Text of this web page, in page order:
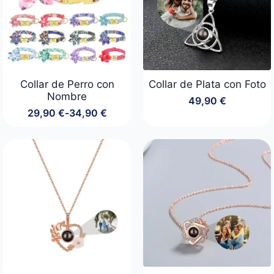
Collar de Perro con
Nombre
29,90 €-34,90 €
Rango
precios:
desde
29,90 €
hasta
34,90 €
Collar de Plata con Foto
49,90 €